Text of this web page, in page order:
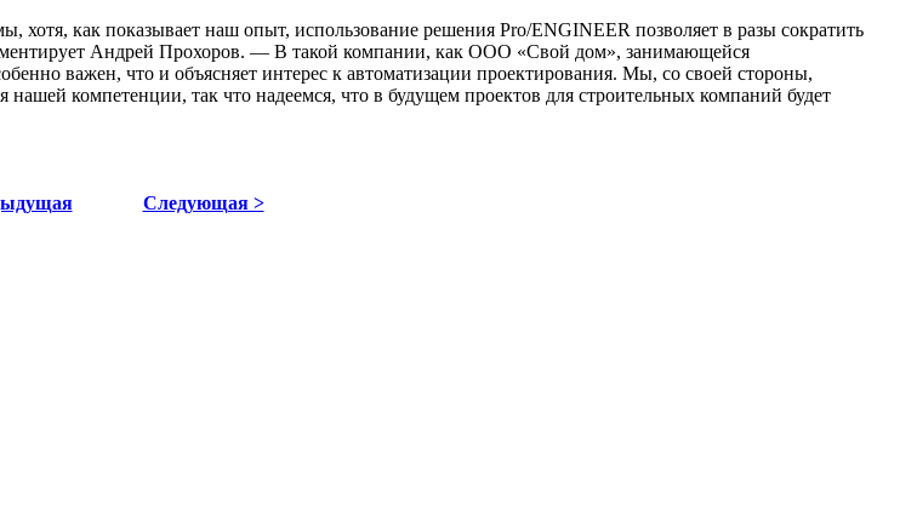
хотя, как показывает наш опыт, использование решения Pro/ENGINEER позволяет в разы сократить
Андрей Прохоров. — В такой компании, как ООО «Свой дом», занимающейся
важен, что и объясняет интерес к автоматизации проектирования. Мы, со своей стороны,
компетенции, так что надеемся, что в будущем проектов для строительных компаний будет
Следующая >